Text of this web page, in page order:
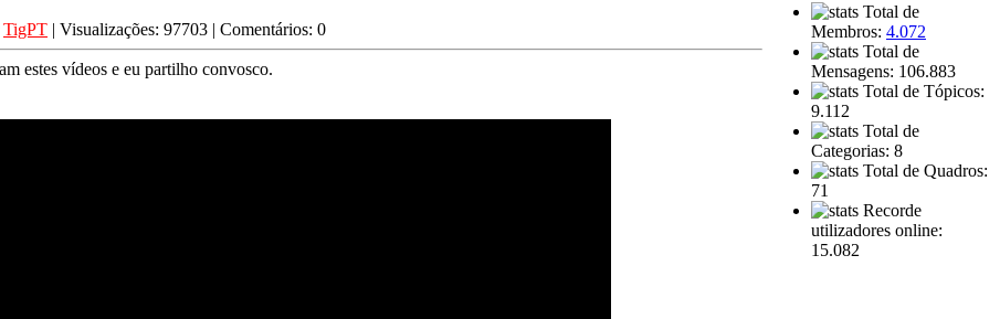
TigPT | Visualizações: 97703 | Comentários: 0
estes vídeos e eu partilho convosco.
Total de
Membros: 4.072
Total de
Mensagens: 106.883
Total de Tópicos:
9.112
Total de
Categorias: 8
Total de Quadros:
71
Recorde
utilizadores online:
15.082